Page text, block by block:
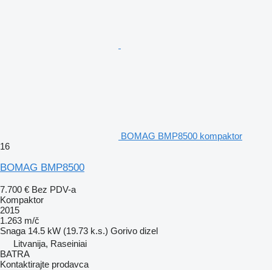
BOMAG BMP8500 kompaktor
16
BOMAG BMP8500
7.700 € Bez PDV-a
Kompaktor
2015
1.263 m/č
Snaga 14.5 kW (19.73 k.s.) Gorivo dizel
Litvanija, Raseiniai
BATRA
Kontaktirajte prodavca